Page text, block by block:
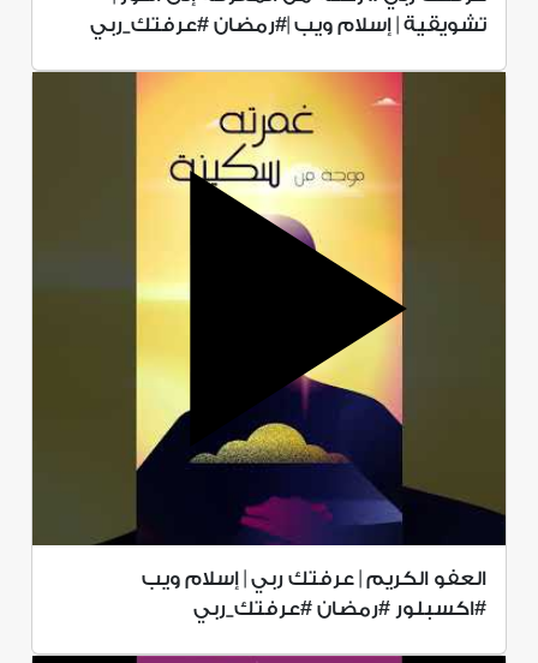
تشويقية | إسلام ويب |#رمضان #عرفتك_ربي
العفو الكريم | عرفتك ربي | إسلام ويب
#اكسبلور #رمضان #عرفتك_ربي